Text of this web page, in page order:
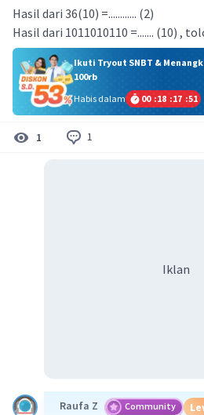
Hasil dari 36(10) =............ (2)
Hasil dari 1011010110 =....... (10) ,
Ikuti Tryout SNBT &
100rb
Habis dalam
00 :18 :17 :50
1 1
Iklan
Raufa Z Community